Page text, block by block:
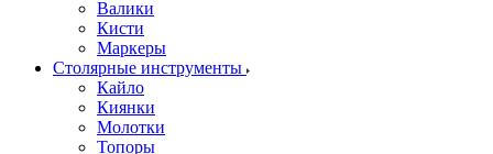
Валики
Кисти
Маркеры
Столярные инструменты
Кайло
Киянки
Молотки
Топоры